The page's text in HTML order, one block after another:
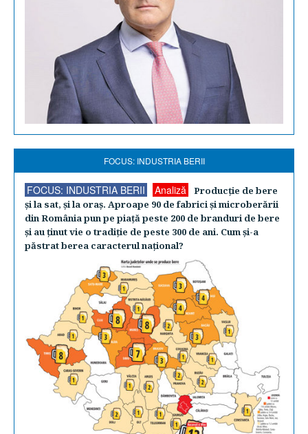
FOCUS: INDUSTRIA BERII
FOCUS: INDUSTRIA BERII Analiză
Producţie de bere
şi la sat, şi la oraş. Aproape 90 de fabrici şi microberării
din România pun pe piaţă peste 200 de branduri de bere
şi au ţinut vie o tradiţie de peste 300 de ani. Cum şi-a
păstrat berea caracterul naţional?